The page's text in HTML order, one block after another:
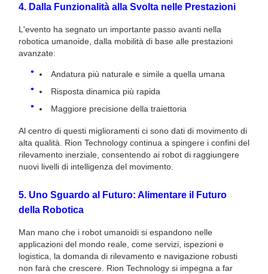
4. Dalla Funzionalità alla Svolta nelle Prestazioni
L'evento ha segnato un importante passo avanti nella
robotica umanoide, dalla mobilità di base alle prestazioni
avanzate:
Andatura più naturale e simile a quella umana
Risposta dinamica più rapida
Maggiore precisione della traiettoria
Al centro di questi miglioramenti ci sono dati di movimento di
alta qualità. Rion Technology continua a spingere i confini del
rilevamento inerziale, consentendo ai robot di raggiungere
nuovi livelli di intelligenza del movimento.
5. Uno Sguardo al Futuro: Alimentare il Futuro
della Robotica
Man mano che i robot umanoidi si espandono nelle
applicazioni del mondo reale, come servizi, ispezioni e
logistica, la domanda di rilevamento e navigazione robusti
non farà che crescere. Rion Technology si impegna a far